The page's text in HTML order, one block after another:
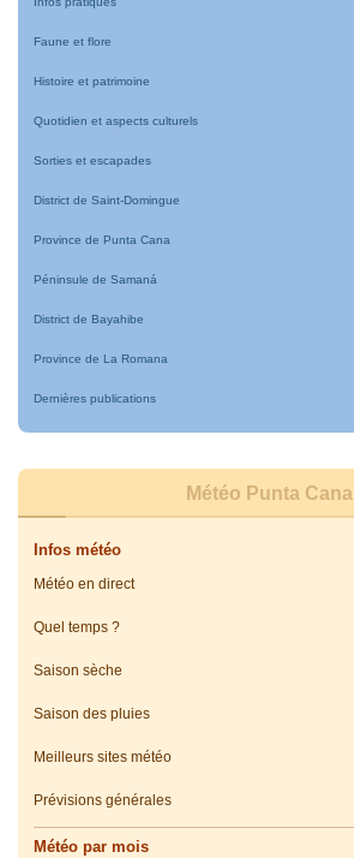
Faune et flore
Histoire et patrimoine
Quotidien et aspects culturels
Sorties et escapades
District de Saint-Domingue
Province de Punta Cana
Péninsule de Samaná
District de Bayahibe
Province de La Romana
Dernières publications
Météo Punta Cana
Infos météo
Météo en direct
Quel temps ?
Saison sèche
Saison des pluies
Meilleurs sites météo
Prévisions générales
Météo par mois